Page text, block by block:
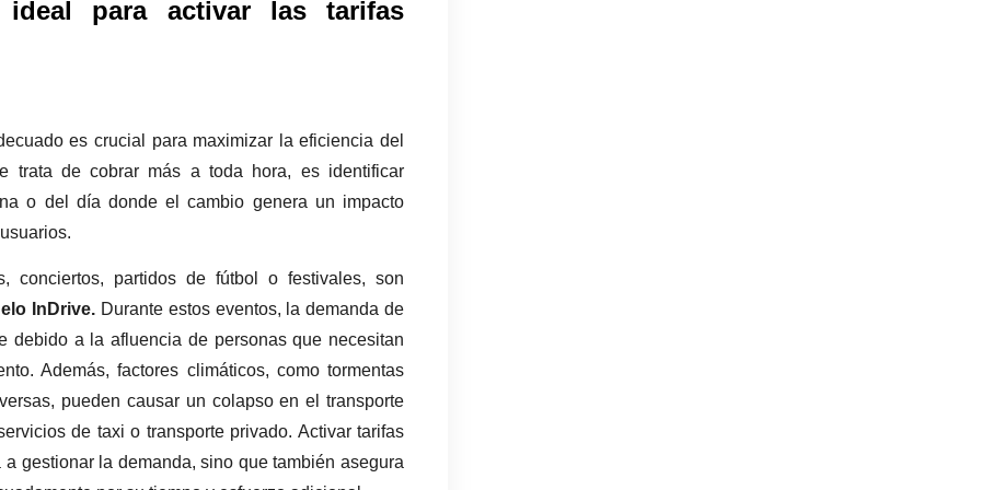
para activar las tarifas
es crucial para maximizar la eficiencia del
trata de cobrar más a toda hora, es identificar
o del día donde el cambio genera un impacto
conciertos, partidos de fútbol o festivales, son
InDrive. Durante estos eventos, la demanda de
debido a la afluencia de personas que necesitan
Además, factores climáticos, como tormentas
pueden causar un colapso en el transporte
de taxi o transporte privado. Activar tarifas
gestionar la demanda, sino que también asegura